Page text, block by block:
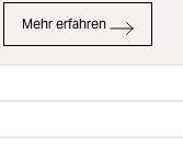
Mehr erfahren